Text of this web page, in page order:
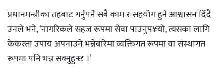
प्रधानमन्त्रीका तहबाट गर्नुपर्ने सबै काम र सहयोग हुने आश्वासन दिँदै
उनले भने, ‘नागरिकले सहज रूपमा सेवा पाउनुप¥यो, त्यसका लागि
केकस्ता उपाय अपनाउने भन्नेबारेमा व्यक्तिगत रूपमा वा संस्थागत
रूपमा पनि भन्न सक्नुहुन्छ ।’